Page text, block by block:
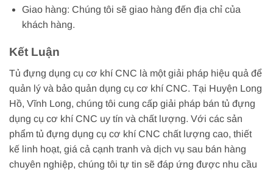
Giao hàng: Chúng tôi sẽ giao hàng đến địa chỉ của
khách hàng.
Kết Luận
Tủ đựng dụng cụ cơ khí CNC là một giải pháp hiệu quả để
quản lý và bảo quản dụng cụ cơ khí CNC. Tại Huyện Long
Hồ, Vĩnh Long, chúng tôi cung cấp giải pháp bán tủ đựng
dụng cụ cơ khí CNC uy tín và chất lượng. Với các sản
phẩm tủ đựng dụng cụ cơ khí CNC chất lượng cao, thiết
kế linh hoạt, giá cả cạnh tranh và dịch vụ sau bán hàng
chuyên nghiệp, chúng tôi tự tin sẽ đáp ứng được nhu cầu